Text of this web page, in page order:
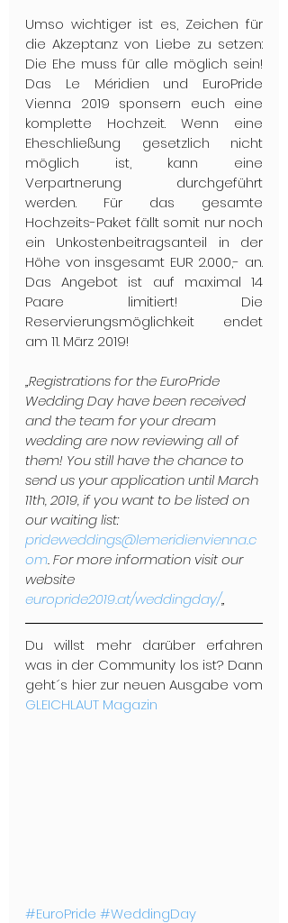
Umso wichtiger ist es, Zeichen für
die Akzeptanz von Liebe zu setzen:
Die Ehe muss für alle möglich sein!
Das Le Méridien und EuroPride
Vienna 2019 sponsern euch eine
komplette Hochzeit. Wenn eine
Eheschließung gesetzlich nicht
möglich ist, kann eine
Verpartnerung durchgeführt
werden. Für das gesamte
Hochzeits-Paket fällt somit nur noch
ein Unkostenbeitragsanteil in der
Höhe von insgesamt EUR 2.000,- an.
Das Angebot ist auf maximal 14
Paare limitiert! Die
Reservierungsmöglichkeit endet
am 11. März 2019!
„Registrations for the EuroPride
Wedding Day have been received
and the team for your dream
wedding are now reviewing all of
them! You still have the chance to
send us your application until March
11th, 2019, if you want to be listed on
our waiting list:
prideweddings@lemeridienvienna.c
om. For more information visit our
website
europride2019.at/weddingday/„
Du willst mehr darüber erfahren
was in der Community los ist? Dann
GLEICHLAUT Magazin
#EuroPride #WeddingDay